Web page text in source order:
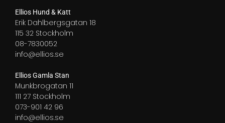
Ellios Hund & Katt
Erik Dahlbergsgatan 18
115 32 Stockholm
08-7830052
info@ellios.se
Ellios Gamla Stan
Munkbrogatan 11
111 27 Stockholm
073-901 42 96
info@ellios.se